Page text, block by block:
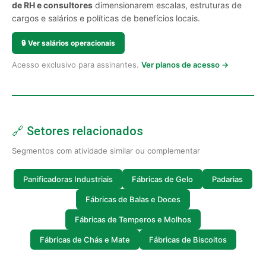
de RH e consultores dimensionarem escalas, estruturas de
cargos e salários e políticas de benefícios locais.
🔒 Ver salários operacionais
Acesso exclusivo para assinantes. Ver planos de acesso →
🔗 Setores relacionados
Segmentos com atividade similar ou complementar
Panificadoras Industriais Fábricas de Gelo Padarias
Fábricas de Balas e Doces
Fábricas de Temperos e Molhos
Fábricas de Chás e Mate Fábricas de Biscoitos